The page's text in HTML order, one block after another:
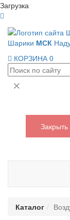
Загрузка
Шарики МСК
КОРЗИНА 0
Закрыть
Каталог